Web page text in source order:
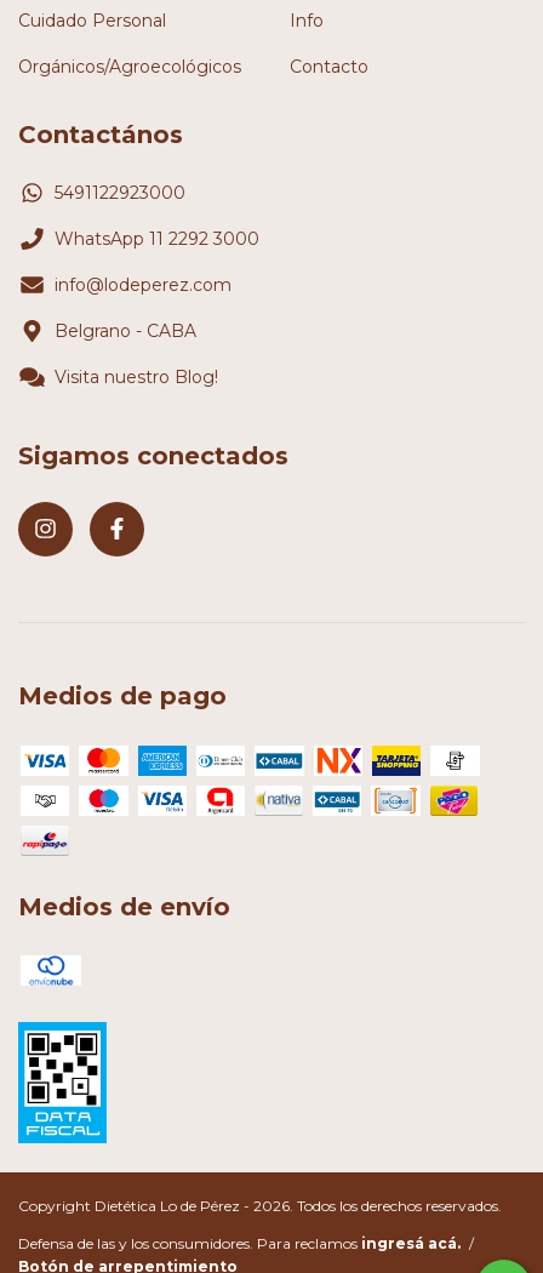
Cuidado Personal
Orgánicos/Agroecológicos
Info
Contacto
Contactános
5491122923000
WhatsApp 11 2292 3000
info@lodeperez.com
Belgrano - CABA
Visita nuestro Blog!
Sigamos conectados
Medios de pago
Medios de envío
Copyright Dietética Lo de Pérez - 2026. Todos los derechos reservados.
Defensa de las y los consumidores. Para reclamos ingresá acá. /
Botón de arrepentimiento